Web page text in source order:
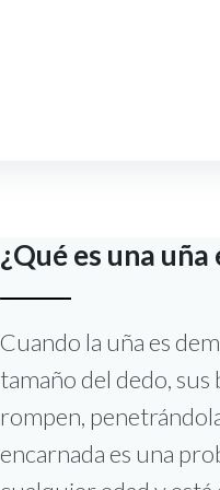
¿Qué es una
Cuando la uña es
tamaño del dedo, sus
rompen,
encarnada es una